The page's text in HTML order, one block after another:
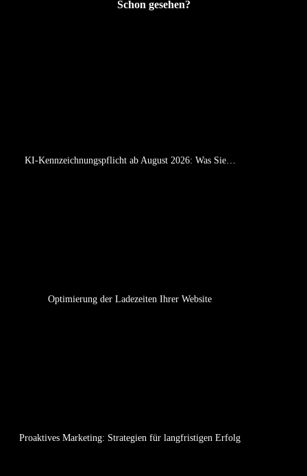
Schon gesehen?
KI-Kennzeichnungspflicht ab August 2026: Was Sie…
Optimierung der Ladezeiten Ihrer Website
Proaktives Marketing: Strategien für langfristigen Erfolg